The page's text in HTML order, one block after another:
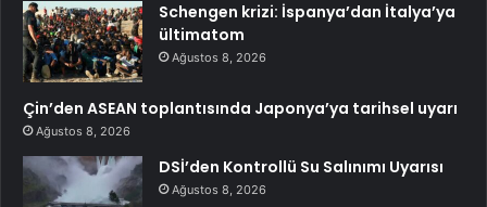
Schengen krizi: İspanya’dan İtalya’ya
ültimatom
Ağustos 8, 2026
Çin’den ASEAN toplantısında Japonya’ya tarihsel uyarı
Ağustos 8, 2026
DSİ’den Kontrollü Su Salınımı Uyarısı
Ağustos 8, 2026